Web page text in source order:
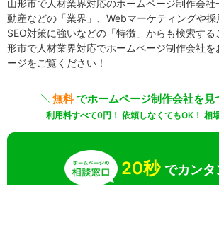
山形市で人材業界対応のホームページ制作会
動産などの「業界」、Webマーケティングや採
SEO対策に強いなどの「特徴」からも検索す
形市で人材業界対応でホームページ制作会社
ージをご覧ください！
無料でホームページ制作会社を
利用料すべて0円！ 依頼しなくてもOK！ 相
20秒 でカンタ